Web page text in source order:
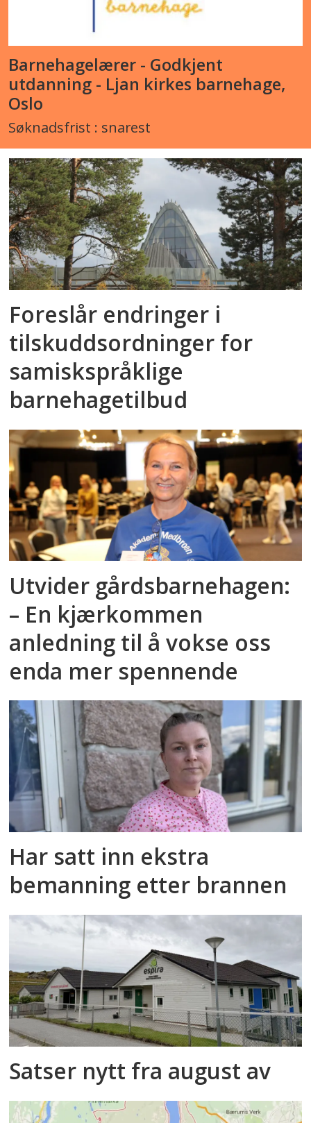
Barnehagelærer - Godkjent
utdanning - Ljan kirkes barnehage,
Oslo
Søknadsfrist : snarest
Foreslår endringer i
tilskuddsordninger for
samiskspråklige
barnehagetilbud
Utvider gårdsbarnehagen:
– En kjærkommen
anledning til å vokse oss
enda mer spennende
Har satt inn ekstra
bemanning etter brannen
Satser nytt fra august av